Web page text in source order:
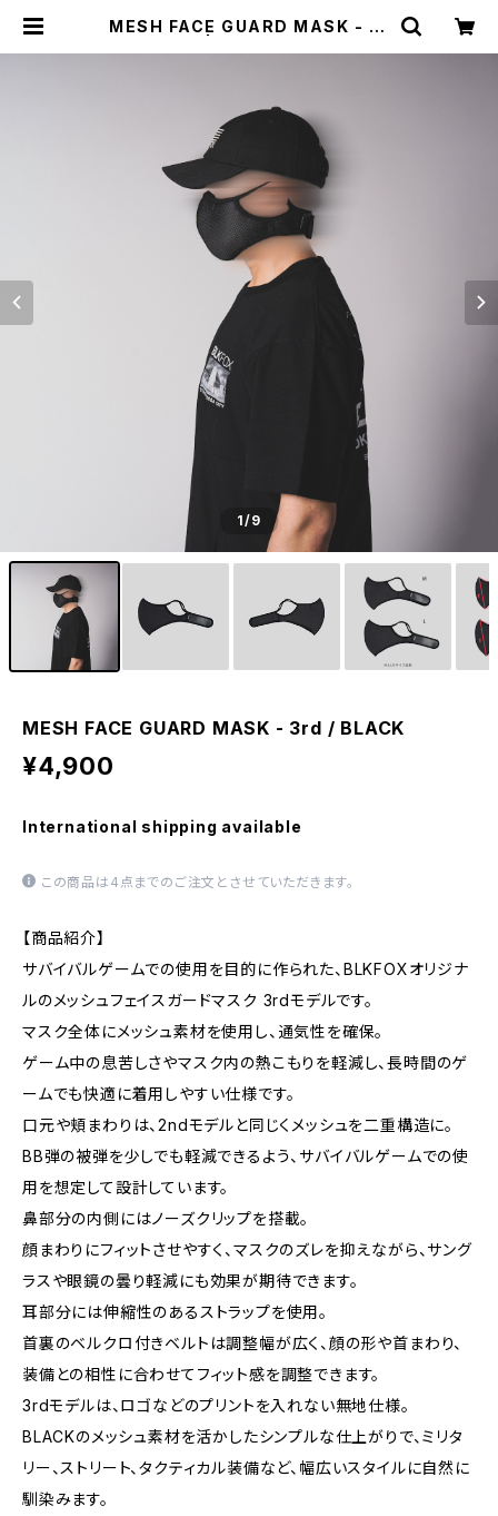
MESH FACE GUARD MASK - 3r
1/9
MESH FACE GUARD MASK - 3rd / BLACK
¥4,900
International shipping available
この商品は4点までのご注文とさせていただきます。
【商品紹介】
サバイバルゲームでの使用を目的に作られた、BLKFOXオリジナ
ルのメッシュフェイスガードマスク 3rdモデルです。
マスク全体にメッシュ素材を使用し、通気性を確保。
ゲーム中の息苦しさやマスク内の熱こもりを軽減し、長時間のゲ
ームでも快適に着用しやすい仕様です。
口元や頬まわりは、2ndモデルと同じくメッシュを二重構造に。
BB弾の被弾を少しでも軽減できるよう、サバイバルゲームでの使
用を想定して設計しています。
鼻部分の内側にはノーズクリップを搭載。
顔まわりにフィットさせやすく、マスクのズレを抑えながら、サング
ラスや眼鏡の曇り軽減にも効果が期待できます。
耳部分には伸縮性のあるストラップを使用。
首裏のベルクロ付きベルトは調整幅が広く、顔の形や首まわり、
装備との相性に合わせてフィット感を調整できます。
3rdモデルは、ロゴなどのプリントを入れない無地仕様。
BLACKのメッシュ素材を活かしたシンプルな仕上がりで、ミリタ
リー、ストリート、タクティカル装備など、幅広いスタイルに自然に
馴染みます。